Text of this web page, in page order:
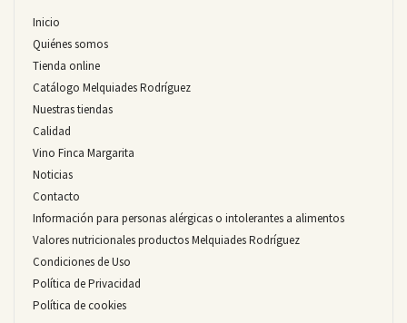
Inicio
Quiénes somos
Tienda online
Catálogo Melquiades Rodríguez
Nuestras tiendas
Calidad
Vino Finca Margarita
Noticias
Contacto
Información para personas alérgicas o intolerantes a alimentos
Valores nutricionales productos Melquiades Rodríguez
Condiciones de Uso
Política de Privacidad
Política de cookies